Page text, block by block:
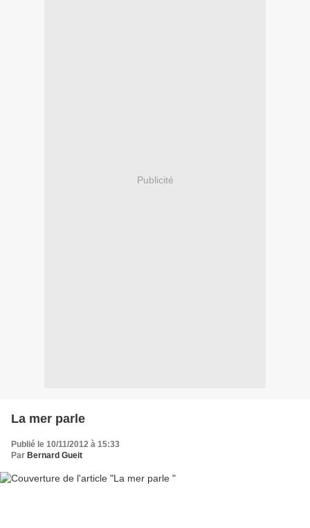
Publicité
La mer parle
Publié le 10/11/2012 à 15:33
Par Bernard Gueit